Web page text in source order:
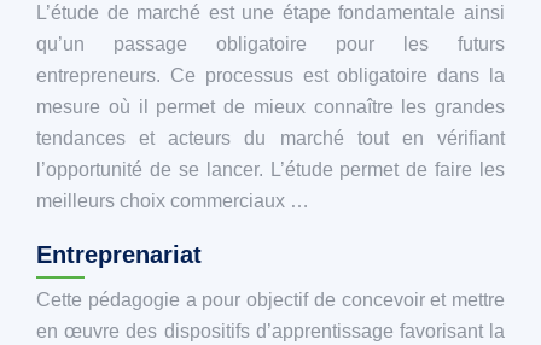
L’étude de marché est une étape fondamentale ainsi
qu’un passage obligatoire pour les futurs
entrepreneurs. Ce processus est obligatoire dans la
mesure où il permet de mieux connaître les grandes
tendances et acteurs du marché tout en vérifiant
l’opportunité de se lancer. L’étude permet de faire les
meilleurs choix commerciaux …
Entreprenariat
Cette pédagogie a pour objectif de concevoir et mettre
en œuvre des dispositifs d’apprentissage favorisant la